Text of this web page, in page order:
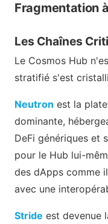
Fragmentation
Les Chaînes
Le Cosmos Hub
stratifié s'est
Neutron est la
dominante,
DeFi génériques et
pour le Hub lui-
des dApps comme
avec une
Stride est devenue